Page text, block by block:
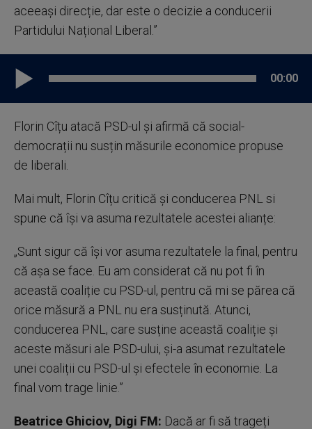
aceeași direcție, dar este o decizie a conducerii
Partidului Național Liberal.”
00:00
Florin Cîțu atacă PSD-ul și afirmă că social-
democrații nu susțin măsurile economice propuse
de liberali.
Mai mult, Florin Cîțu critică și conducerea PNL si
spune că își va asuma rezultatele acestei alianțe:
„Sunt sigur că își vor asuma rezultatele la final, pentru
că așa se face. Eu am considerat că nu pot fi în
această coaliție cu PSD-ul, pentru că mi se părea că
orice măsură a PNL nu era susținută. Atunci,
conducerea PNL, care susține această coaliție și
aceste măsuri ale PSD-ului, și-a asumat rezultatele
unei coaliții cu PSD-ul și efectele în economie. La
final vom trage linie.”
Beatrice Ghiciov, Digi FM: Dacă ar fi să trageți